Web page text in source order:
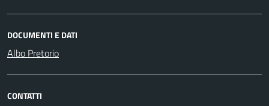
DOCUMENTI E DATI
Albo Pretorio
CONTATTI